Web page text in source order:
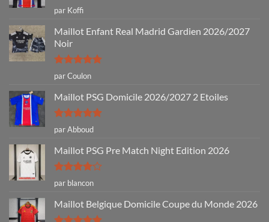
Note5sur
5
par Koffi
Maillot Enfant Real Madrid Gardien 2026/2027
Noir
Note5sur
5
par Coulon
Maillot PSG Domicile 2026/2027 2 Etoiles
Note5sur
5
par Abboud
Maillot PSG Pre Match Night Edition 2026
Note4
sur 5
par blancon
Maillot Belgique Domicile Coupe du Monde 2026